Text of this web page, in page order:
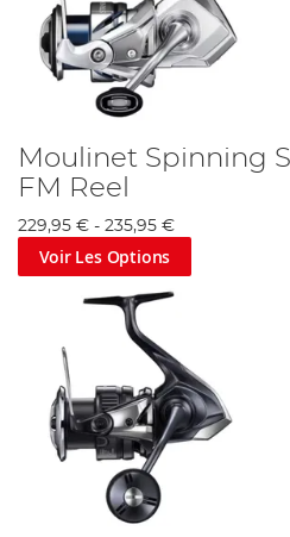
Moulinet Spinning
FM Reel
229,95 € - 235,95 €
Voir Les Options